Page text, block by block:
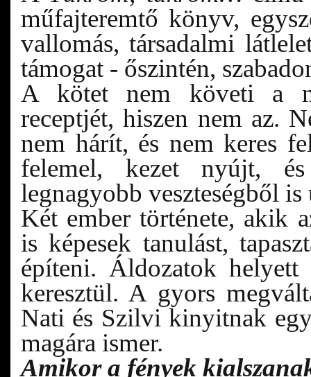
műfajteremtő könyv,
vallomás, társadalmi
támogat - őszintén,
A kötet nem követi a
receptjét, hiszen nem az.
nem hárít, és nem keres
felemel, kezet nyújt,
legnagyobb veszteségből
Két ember története, akik
is képesek tanulást,
építeni. Áldozatok
keresztül. A gyors
Nati és Szilvi kinyitnak
magára ismer.
Amikor a fények